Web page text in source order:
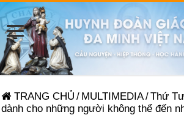
TRANG CHỦ / MULTIMEDIA/Thứ
dành cho những người không thể đến